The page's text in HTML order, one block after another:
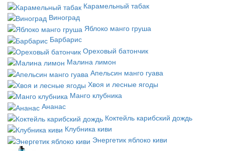
Карамельный табак
Виноград
Яблоко манго груша
Барбарис
Ореховый батончик
Малина лимон
Апельсин манго гуава
Хвоя и лесные ягоды
Манго клубника
Ананас
Коктейль карибский дождь
Клубника киви
Энергетик яблоко киви